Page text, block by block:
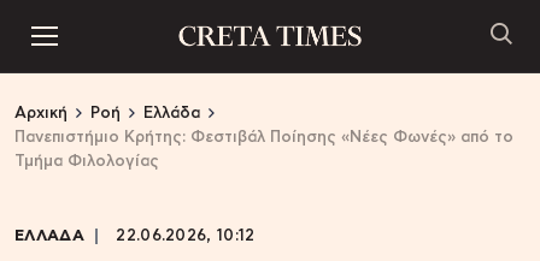
Αρχική Ροή
Ελλάδα
Πανεπιστήμιο Κρήτης: Φεστιβάλ Ποίησης «Νέες Φωνές» από το
Τμήμα Φιλολογίας
ΕΛΛΑΔΑ 22.06.2026, 10:12